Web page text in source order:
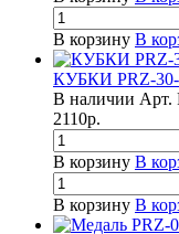
В корзину В
КУБКИ PRZ-30-
В наличии Арт.
2110р.
В корзину В
В корзину В